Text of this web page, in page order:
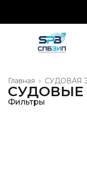
СУДОВАЯ
Главная ›
Фильтры